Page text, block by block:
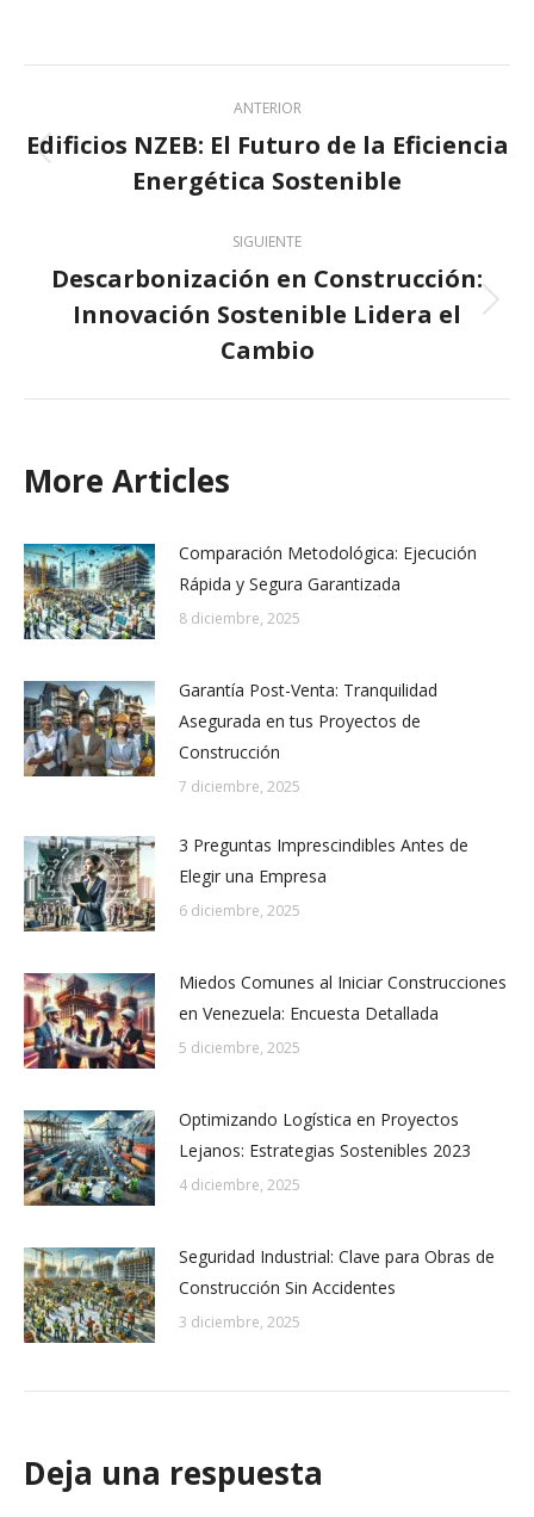
navigation
ANTERIOR
Previous
post:
Edificios NZEB: El Futuro de la Eficiencia
Energética Sostenible
SIGUIENTE
Next
post:
Descarbonización en Construcción:
Innovación Sostenible Lidera el
Cambio
More Articles
Comparación Metodológica: Ejecución
Rápida y Segura Garantizada
8 diciembre, 2025
Garantía Post-Venta: Tranquilidad
Asegurada en tus Proyectos de
Construcción
7 diciembre, 2025
3 Preguntas Imprescindibles Antes de
Elegir una Empresa
6 diciembre, 2025
Miedos Comunes al Iniciar Construcciones
en Venezuela: Encuesta Detallada
5 diciembre, 2025
Optimizando Logística en Proyectos
Lejanos: Estrategias Sostenibles 2023
4 diciembre, 2025
Seguridad Industrial: Clave para Obras de
Construcción Sin Accidentes
3 diciembre, 2025
Deja una respuesta